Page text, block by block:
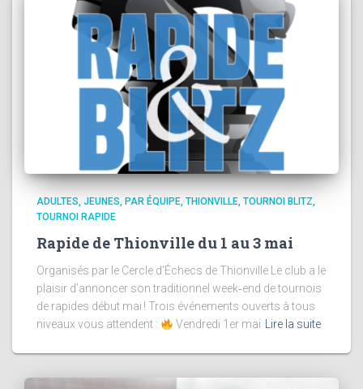
ADULTES JEUNES PAR ÉQUIPE THIONVILLE TOURNOI BLITZ
TOURNOI RAPIDE
Rapide de Thionville du 1 au 3 mai
Organisés par le Cercle d’Échecs de Thionville Le club a le
plaisir d’annoncer son traditionnel week‑end de tournois
de rapides début mai ! Trois événements ouverts à tous
niveaux vous attendent :
Vendredi 1er mai Lire la suite